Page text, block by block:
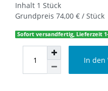
Inhalt 1Stück
Grundpreis74,00 € / Stück
Sofort versandfertig, Lieferzeit
In den